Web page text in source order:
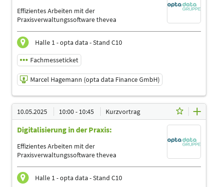
Sprache
Deutsch
Themen
Ergotherapeuten | Logopäden, Sprachtherapeuten |
Übungsleiter Reha-und Gesundheitssport
Effizientes Arbeiten mit der
Praxisverwaltungssoftware thevea
Halle 1 - opta data - Stand C10
Fachmesseticket
Marcel Hagemann (opta data Finance GmbH)
09.05.2025 | 12:00 - 12:45
Marcel Hagemann (opta data Finance GmbH)
Referent
Sprache
Deutsch
Themen
Ergotherapeuten | Logopäden, Sprachtherapeuten |
10.05.2025 10:00 - 10:45 Kurzvortrag
Digitalisierung in der Praxis:
Effizientes Arbeiten mit der
Praxisverwaltungssoftware thevea
Halle 1 - opta data - Stand C10